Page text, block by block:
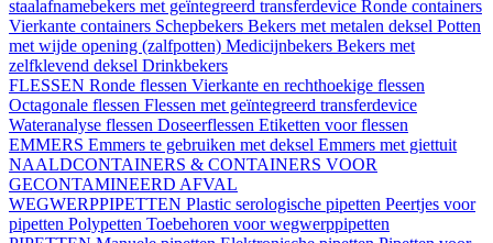
staalafnamebekers met geïntegreerd transferdevice Ronde containers
Vierkante containers Schepbekers Bekers met metalen deksel Potten
met wijde opening (zalfpotten) Medicijnbekers Bekers met
zelfklevend deksel Drinkbekers
FLESSEN Ronde flessen Vierkante en rechthoekige flessen
Octagonale flessen Flessen met geïntegreerd transferdevice
Wateranalyse flessen Doseerflessen Etiketten voor flessen
EMMERS Emmers te gebruiken met deksel Emmers met giettuit
NAALDCONTAINERS & CONTAINERS VOOR
GECONTAMINEERD AFVAL
WEGWERPPIPETTEN Plastic serologische pipetten Peertjes voor
pipetten Polypetten Toebehoren voor wegwerppipetten